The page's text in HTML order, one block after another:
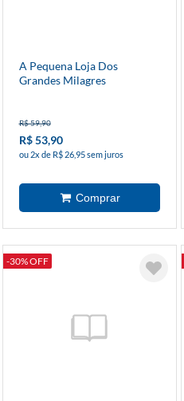
A Pequena Loja Dos
Grandes Milagres
R$ 59,90
R$ 53,90
ou 2x de R$ 26,95 sem juros
-30% OFF